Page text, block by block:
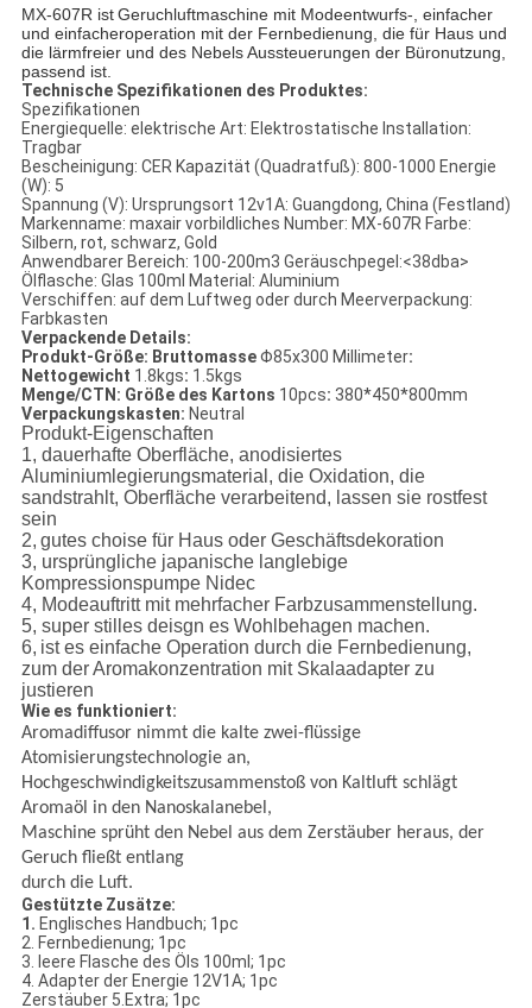
MX-607R ist Geruchluftmaschine mit Modeentwurfs-, einfacher
und einfacheroperation mit der Fernbedienung, die für Haus und
die lärmfreier und des Nebels Aussteuerungen der Büronutzung,
passend ist.
Technische Spezifikationen des Produktes:
Spezifikationen
Energiequelle: elektrische Art: Elektrostatische Installation:
Tragbar
Bescheinigung: CER Kapazität (Quadratfuß): 800-1000 Energie
(W): 5
Spannung (V): Ursprungsort 12v1A: Guangdong, China (Festland)
Markenname: maxairvorbildliches Number: MX-607R Farbe:
Silbern, rot, schwarz, Gold
Anwendbarer Bereich: 100-200m3 Geräuschpegel:<38dba>
Ölflasche: Glas 100ml Material: Aluminium
Verschiffen: auf dem Luftweg oder durch Meerverpackung:
Farbkasten
Verpackende Details:
Produkt-Größe: BruttomasseΦ85x300 Millimeter:
Nettogewicht 1.8kgs: 1.5kgs
Menge/CTN: Größe des Kartons 10pcs: 380*450*800mm
Verpackungskasten: Neutral
Produkt-Eigenschaften
1, dauerhafte Oberfläche, anodisiertes
Aluminiumlegierungsmaterial, die Oxidation, die
sandstrahlt, Oberfläche verarbeitend, lassen sie rostfest
sein
2, gutes choise für Haus oder Geschäftsdekoration
3, ursprüngliche japanische langlebige
Kompressionspumpe Nidec
4, Modeauftritt mit mehrfacher Farbzusammenstellung.
5, super stilles deisgn es Wohlbehagen machen.
6, ist es einfache Operation durch die Fernbedienung,
zum der Aromakonzentration mit Skalaadapter zu
justieren
Wie es funktioniert:
Aromadiffusor nimmt die kalte zwei-flüssige
Atomisierungstechnologie an,
Hochgeschwindigkeitszusammenstoß von Kaltluft schlägt
Aromaöl in den Nanoskalanebel,
Maschine sprüht den Nebel aus dem Zerstäuber heraus, der
Geruch fließt entlang
durch die Luft.
Gestützte Zusätze:
1. Englisches Handbuch; 1pc
2. Fernbedienung; 1pc
3. leere Flasche des Öls 100ml; 1pc
4. Adapter der Energie 12V1A; 1pc
Zerstäuber 5.Extra; 1pc